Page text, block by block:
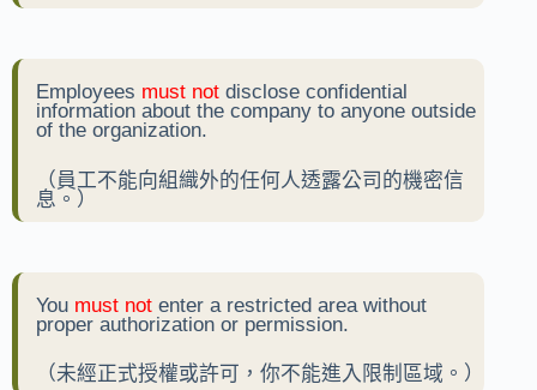
Employees must not disclose confidential
information about the company to anyone outside
of the organization.
（員工不能向組織外的任何人透露公司的機密信
息。）
You must not enter a restricted area without
proper authorization or permission.
（未經正式授權或許可，你不能進入限制區域。）